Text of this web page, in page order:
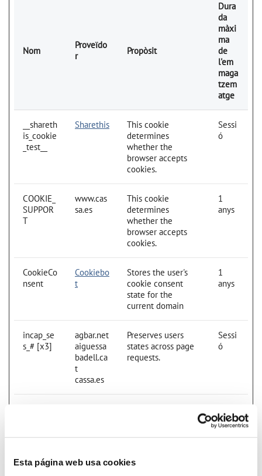
Esta página web usa cookies
Nom
Proveïdo
r
Propòsit
Dura
da
màxi
ma
de
l'em
maga
tzem
atge
__shareth
is_cookie
_test__
Sharethis
This cookie
determines
whether the
browser accepts
cookies.
Sessi
ó
COOKIE_
SUPPOR
T
www.cas
sa.es
This cookie
determines
whether the
browser accepts
cookies.
1
anys
CookieCo
nsent
Cookiebo
t
Stores the user's
cookie consent
state for the
current domain
1
anys
incap_se
s_# [x3]
agbar.net
aiguessa
badell.ca
t
cassa.es
Preserves users
states across page
requests.
Sessi
ó
ó